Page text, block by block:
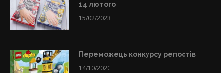
14 лютого
15/02/2023
Переможець конкурсу репостів
14/10/2020